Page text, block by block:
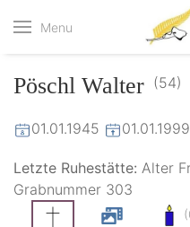
Menu
der
Pöschl Walter (54)
01.01.1945 01.01.1999
Letzte Ruhestätte: Alter
Grabnummer 303